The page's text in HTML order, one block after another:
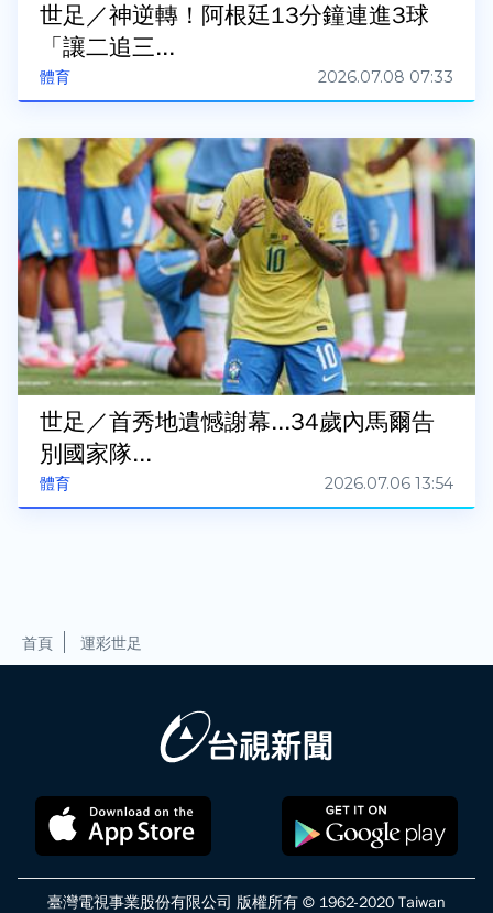
體育
世足／神逆轉！阿根廷13分鐘連進3球
「讓二追三...
2026.07.08 07:33
體育
世足／首秀地遺憾謝幕...34歲內馬爾告
別國家隊...
2026.07.06 13:54
首頁 運彩世足
臺灣電視事業股份有限公司 版權所有 © 1962-2020 Taiwan